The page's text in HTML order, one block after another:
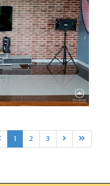
1 2 3